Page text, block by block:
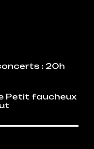
: 20h
Petit faucheux